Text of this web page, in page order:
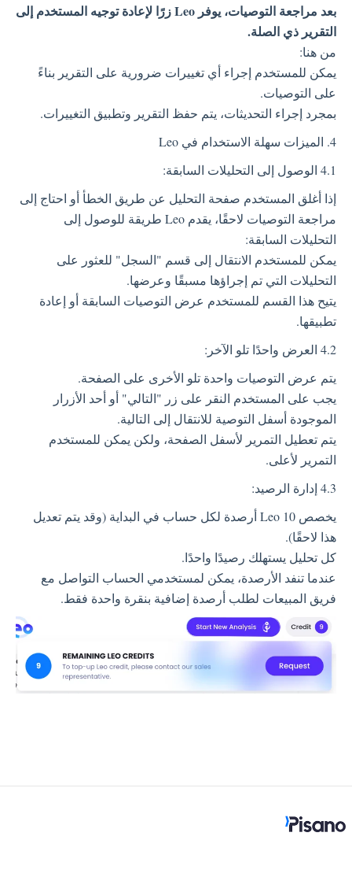
بعد مراجعة التوصيات، يوفر Leo زرًا لإعادة توجيه المستخدم إلى
التقرير ذي الصلة.
من هنا:
يمكن للمستخدم إجراء أي تغييرات ضرورية على التقرير بناءً
على التوصيات.
بمجرد إجراء التحديثات، يتم حفظ التقرير وتطبيق التغييرات.
4. الميزات سهلة الاستخدام في Leo
4.1 الوصول إلى التحليلات السابقة:
إذا أغلق المستخدم صفحة التحليل عن طريق الخطأ أو احتاج إلى
مراجعة التوصيات لاحقًا، يقدم Leo طريقة للوصول إلى
التحليلات السابقة:
يمكن للمستخدم الانتقال إلى قسم "السجل" للعثور على
التحليلات التي تم إجراؤها مسبقًا وعرضها.
يتيح هذا القسم للمستخدم عرض التوصيات السابقة أو إعادة
تطبيقها.
4.2 العرض واحدًا تلو الآخر:
يتم عرض التوصيات واحدة تلو الأخرى على الصفحة.
يجب على المستخدم النقر على زر "التالي" أو أحد الأزرار
الموجودة أسفل التوصية للانتقال إلى التالية.
يتم تعطيل التمرير لأسفل الصفحة، ولكن يمكن للمستخدم
التمرير لأعلى.
4.3 إدارة الرصيد:
يخصص Leo 10 أرصدة لكل حساب في البداية (وقد يتم تعديل
هذا لاحقًا).
كل تحليل يستهلك رصيدًا واحدًا.
عندما تنفد الأرصدة، يمكن لمستخدمي الحساب التواصل مع
فريق المبيعات لطلب أرصدة إضافية بنقرة واحدة فقط.